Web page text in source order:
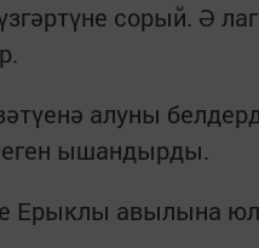
сорый. Ә
алуны
ышандырды.
Ерыклы авылына